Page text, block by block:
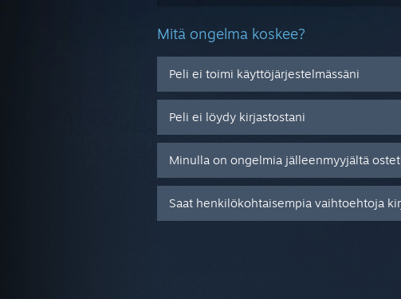
Mitä ongelma koskee?
Peli ei toimi käyttöjärjestelmässäni
Peli ei löydy kirjastostani
Minulla on ongelmia jälleenmyyjältä
Saat henkilökohtaisempia vaihtoehtoja